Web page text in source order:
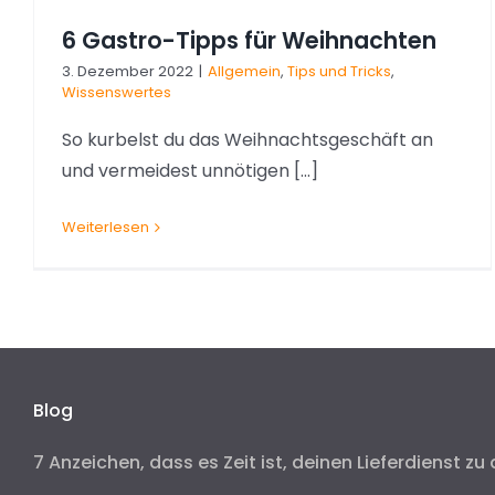
6 Gastro-Tipps für Weihnachten
3. Dezember 2022 | Allgemein, Tips und Tricks,
Wissenswertes
So kurbelst du das Weihnachtsgeschäft an
und vermeidest unnötigen [...]
Weiterlesen
Blog
7 Anzeichen, dass es Zeit ist, deinen Lieferdienst